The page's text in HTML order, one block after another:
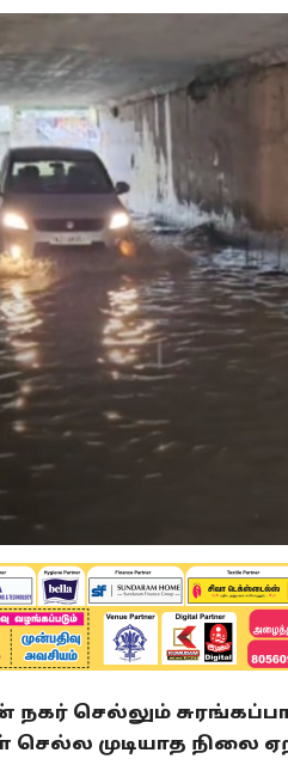
நகர் செல்லும்
முடியாத நிலை